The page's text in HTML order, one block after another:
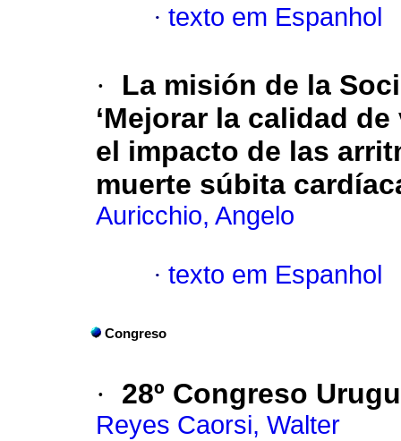
· texto em Espanhol
·
La misión de la
‘Mejorar la calidad
el impacto de las
muerte súbita
Auricchio, Angelo
· texto em Espanhol
Congreso
· 28º Congreso
Reyes Caorsi, Walter